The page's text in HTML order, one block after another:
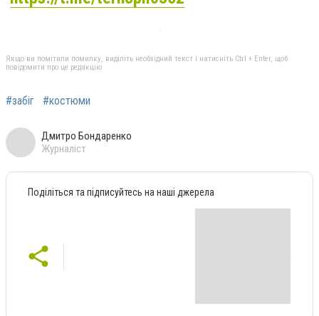
Якщо ви помітили помилку, виділіть необхідний текст і натисніть Ctrl + Enter, щоб
повідомити про це редакцію
#забіг #костюми
Дмитро Бондаренко
Журналіст
Поділіться та підписуйтесь на наші джерела